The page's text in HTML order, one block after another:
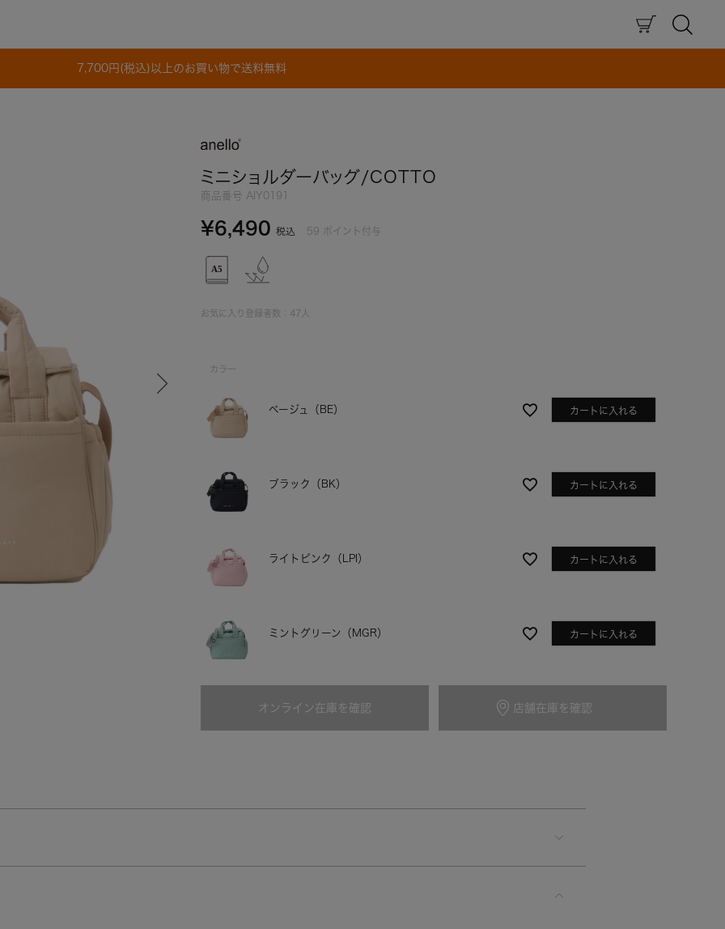
7,700円(税込)以上のお買い物で送料無料
ミニショルダーバッグ/COTTO
商品番号 AIY0191
¥6,490 税込 59 ポイント付与
お気に入り登録者数： 47 人
×
カラー
ベージュ（BE） カートに入れる
ブラック（BK） カートに入れる
ライトピンク（LPI） カートに入れる
ミントグリーン（MGR） カートに入れる
ネイビー（NV） カートに入れる
オンライン在庫を確認 店舗在庫を確認